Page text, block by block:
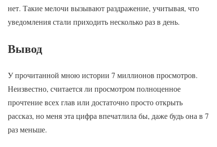
нет. Такие мелочи вызывают раздражение, учитывая, что
уведомления стали приходить несколько раз в день.
Вывод
У прочитанной мною истории 7 миллионов просмотров.
Неизвестно, считается ли просмотром полноценное
прочтение всех глав или достаточно просто открыть
рассказ, но меня эта цифра впечатлила бы, даже будь она в 7
раз меньше.